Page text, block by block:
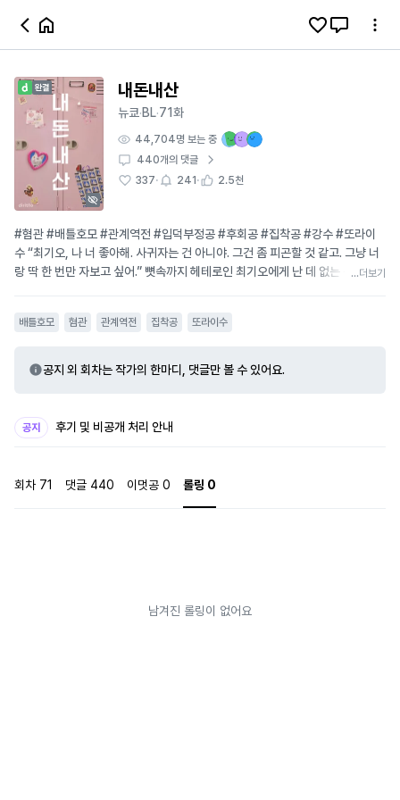
내돈내산
뉴쿄·BL·71화
44,704명 보는 중
440개의 댓글
337· 241 · 2.5천
#혐관 #배틀호모 #관계역전 #입덕부정공 #후회공 #집착공 #강수 #또라이
수 “최기오, 나 너 좋아해. 사귀자는 건 아니야. 그건 좀 피곤할 것 같고. 그냥 너
랑 딱 한 번만 자보고 싶어.” 뼛속까지 헤테로인 최기오에게 난 데 없는 선은수의
른다더니. 그 말이 딱 선은수를 두고 하는 말이었다. 같은 것 달린 남자들끼리 배
엇보다 기오를 참을 수 없게 만드는 건 은수의 눈빛이었다. 시장 바닥에 걸린 고
“우리 대학 입학 규정 어디에도 이성애자만이 고등 교육을 받을 자격이 있다는
조항은 없어. 학문의 전당에서 사상 검증이라도 해야 한다는 거야? 그건 교육권
목소리부터 커지는 것 만큼 추잡한 게 없거든. 네 그 훌륭한 껍데기에 어울리는
약한 존재에게 한없이 약해지는 면모를 가지고 있다. 선은수 : 177cm, Y대 경
...더보기
배틀호모 혐관 관계역전 집착공 또라이수
공지 외 회차는 작가의 한마디, 댓글만 볼 수 있어요.
공지 후기 및 비공개 처리 안내
회차 71 댓글 440 이멋공 0 롤링 0
남겨진 롤링이 없어요